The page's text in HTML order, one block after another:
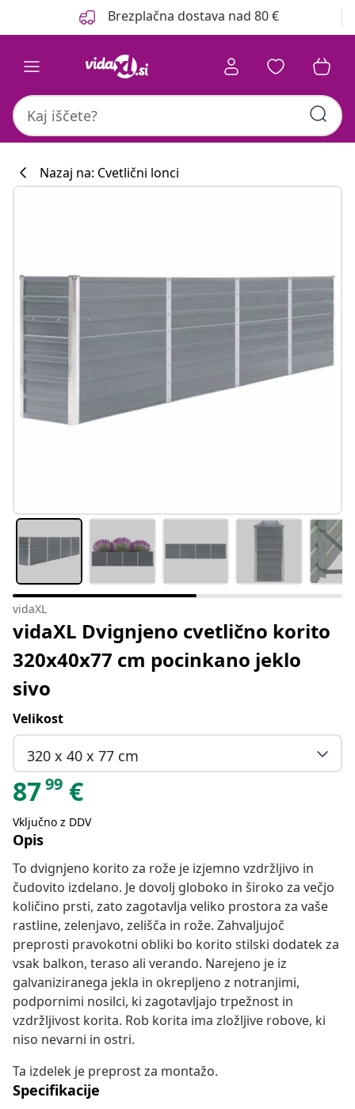
Brezplačna dostava nad 80 €
Nazaj na: Cvetlični lonci
vidaXL
vidaXL Dvignjeno cvetlično korito
320x40x77 cm pocinkano jeklo
sivo
Velikost
320 x 40 x 77 cm
8799 €
Vključno z DDV
Opis
To dvignjeno korito za rože je izjemno vzdržljivo in
čudovito izdelano. Je dovolj globoko in široko za večjo
količino prsti, zato zagotavlja veliko prostora za vaše
rastline, zelenjavo, zelišča in rože. Zahvaljujoč
preprosti pravokotni obliki bo korito stilski dodatek za
vsak balkon, teraso ali verando. Narejeno je iz
galvaniziranega jekla in okrepljeno z notranjimi,
podpornimi nosilci, ki zagotavljajo trpežnost in
vzdržljivost korita. Rob korita ima zložljive robove, ki
niso nevarni in ostri.
Ta izdelek je preprost za montažo.
Specifikacije